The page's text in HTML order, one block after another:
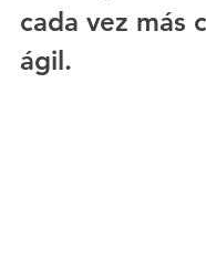
cada vez más
ágil.